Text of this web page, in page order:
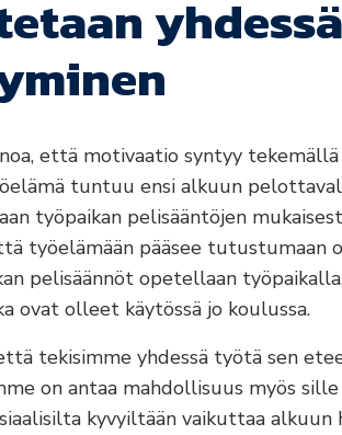
että motivaatio syntyy tekemällä
tuntuu ensi alkuun
työpaikan pelisääntöjen
työelämään pääsee tutustumaan
pelisäännöt opetellaan
ovat olleet käytössä jo koulussa.
tekisimme yhdessä työtä sen
on antaa mahdollisuus myös
kyvyiltään vaikuttaa